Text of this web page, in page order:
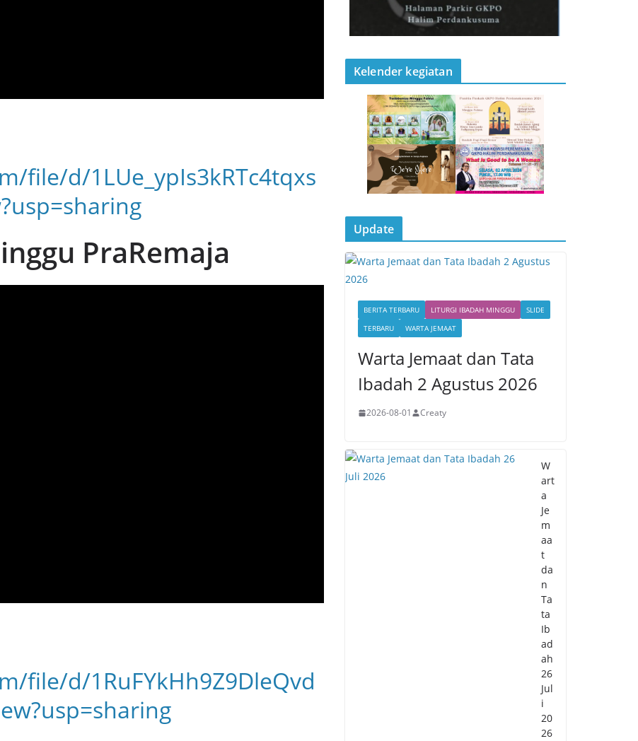
file/d/1LUe_ypIs3kRTc4tqxs
PraRemaja
file/d/1RuFYkHh9Z9DleQvd
Kelender kegiatan
Update
BERITA TERBARU LITURGI IBADAH MINGGU
SLIDE
TERBARU
WARTA JEMAAT
Warta Jemaat dan Tata
Ibadah 2 Agustus 2026
2026-08-01 Creaty
W
art
a
Je
m
aa
t
da
n
Ta
ta
Ib
ad
ah
26
Jul
i
20
26